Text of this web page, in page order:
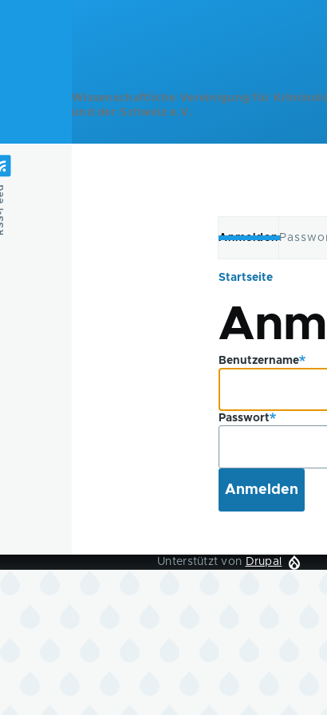
Wissenschaftliche Vereinigung für
und der Schweiz e.V.
Reiter
Anmelden
Startseite
Benutzername
Passwort
Unterstützt von Drupal